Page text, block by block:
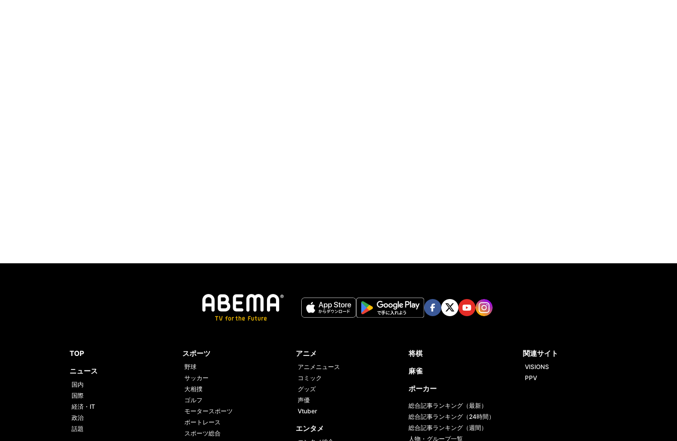
TOP
ニュース
国内
国際
経済・IT
政治
話題
スポーツ
野球
サッカー
大相撲
ゴルフ
モータースポーツ
ボートレース
スポーツ総合
アニメ
アニメニュース
コミック
グッズ
声優
Vtuber
エンタメ
将棋
麻雀
ポーカー
総合記事ランキング（最新）
総合記事ランキング（24時間）
総合記事ランキング（週間）
人物・グループ一覧
関連サイト
VISIONS
PPV